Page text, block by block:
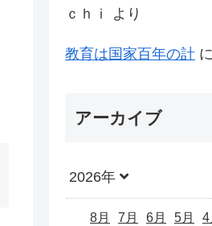
ｃｈｉ
より
教育は国家百年の計 に
アーカイブ
2026年
8月 7月 6月 5月 4